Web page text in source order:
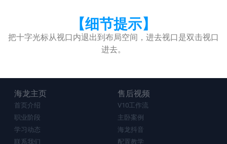
【细节提示】
把十字光标从视口内退出到布局空间，进去视口是双击视口
进去。
海龙主页
首页介绍
职业阶段
学习动态
联系我们
售后视频
V10工作流
主卧案例
海龙抖音
配置教学